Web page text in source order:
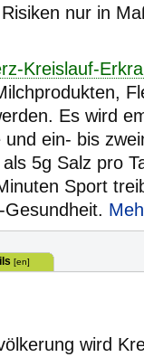
nur in
Kreislauf-
Es wird
ein- bis
5g Salz pro
Sport
[en]
wird